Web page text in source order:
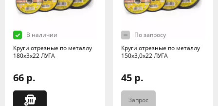
В наличии
Круги отрезные по металлу
180х3х22 ЛУГА
66 р.
По запросу
Круги отрезные по металлу
150х3,0х22 ЛУГА
45 р.
Запрос